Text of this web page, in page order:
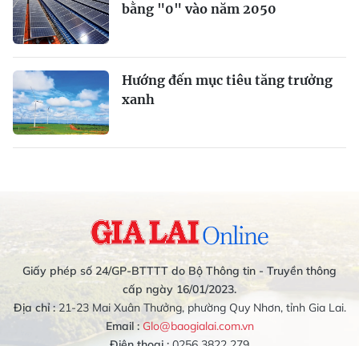
bằng "0" vào năm 2050
Hướng đến mục tiêu tăng trưởng
xanh
Giấy phép số 24/GP-BTTTT do Bộ Thông tin - Truyền thông
cấp ngày 16/01/2023.
Địa chỉ :21-23 Mai Xuân Thưởng, phường Quy Nhơn, tỉnh Gia Lai.
Email : Glo@baogialai.com.vn